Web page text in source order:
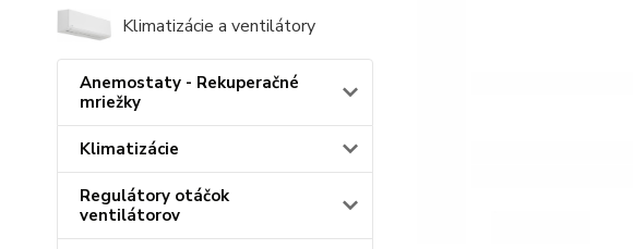
Klimatizácie a ventilátory
Anemostaty - Rekuperačné
mriežky
Klimatizácie
Regulátory otáčok
ventilátorov